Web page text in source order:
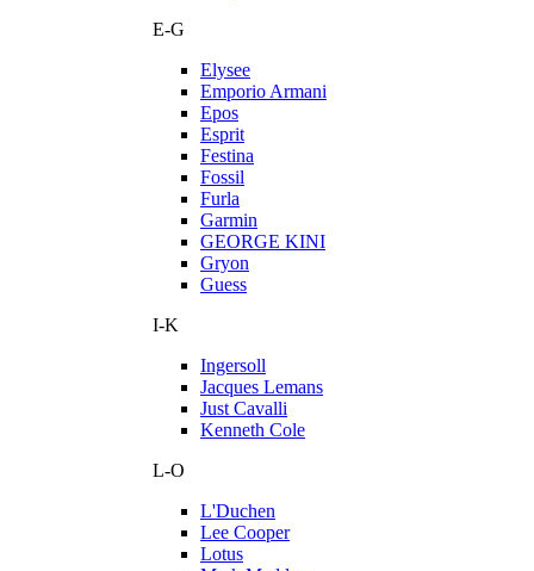
E-G
Elysee
Emporio Armani
Epos
Esprit
Festina
Fossil
Furla
Garmin
GEORGE KINI
Gryon
Guess
I-K
Ingersoll
Jacques Lemans
Just Cavalli
Kenneth Cole
L-O
L'Duchen
Lee Cooper
Lotus